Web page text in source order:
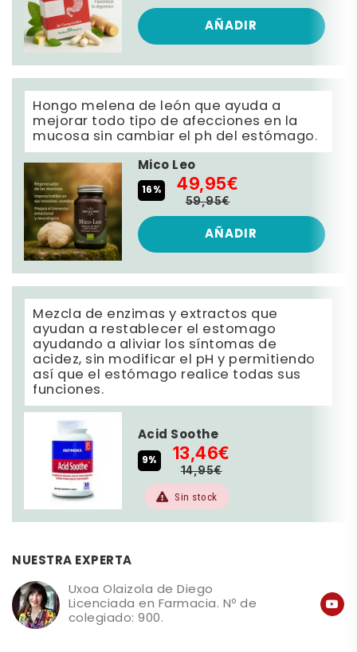
AÑADIR
Hongo melena de león que ayuda a
mejorar todo tipo de afecciones en la
mucosa sin cambiar el ph del estómago.
Mico Leo
16% 49,95€
59,95€
AÑADIR
Mezcla de enzimas y extractos que
ayudan a restablecer el estomago
ayudando a aliviar los síntomas de
acidez, sin modificar el pH y permitiendo
así que el estómago realice todas sus
funciones.
Acid Soothe
9% 13,46€
14,95€
Sin stock
NUESTRA EXPERTA
Uxoa Olaizola de Diego
Licenciada en Farmacia. Nº de
colegiado: 900.